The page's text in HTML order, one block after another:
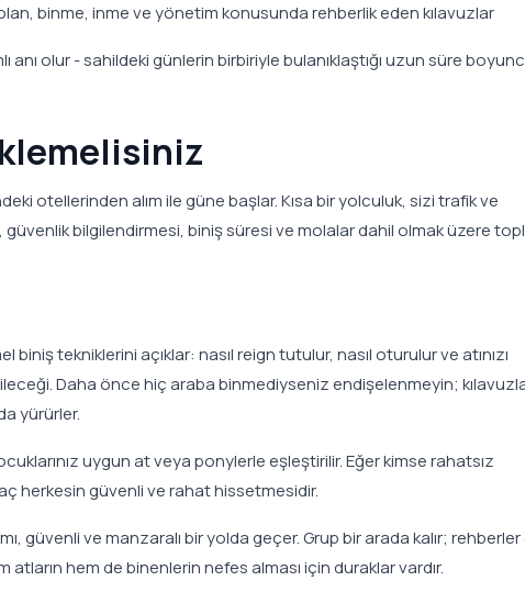
binme, inme ve yönetim konusunda rehberlik eden kılavuzlar
olur - sahildeki günlerin birbiriyle bulanıklaştığı uzun süre
otellerinden alım ile güne başlar. Kısa bir yolculuk, sizi trafik ve
bilgilendirmesi, biniş süresi ve molalar dahil olmak üzere
biniş tekniklerini açıklar: nasıl reign tutulur, nasıl oturulur ve atınızı
Daha önce hiç araba binmediyseniz endişelenmeyin;
yürürler.
uygun at veya ponylerle eşleştirilir. Eğer kimse rahatsız
herkesin güvenli ve rahat hissetmesidir.
güvenli ve manzaralı bir yolda geçer. Grup bir arada kalır;
hem de binenlerin nefes alması için duraklar vardır.